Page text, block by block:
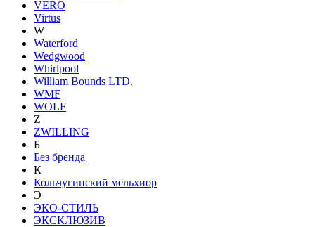
VERO
Virtus
W
Waterford
Wedgwood
Whirlpool
William Bounds LTD.
WMF
WOLF
Z
ZWILLING
Б
Без бренда
К
Кольчугинский мельхиор
Э
ЭКО-СТИЛЬ
ЭКСКЛЮЗИВ